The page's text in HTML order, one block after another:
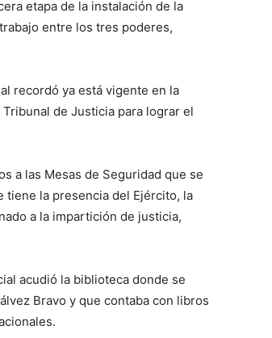
etapa de la instalación de la
entre los tres poderes,
recordó ya está vigente en la
de Justicia para lograr el
a las Mesas de Seguridad que se
tiene la presencia del Ejército, la
a la impartición de justicia,
acudió la biblioteca donde se
Bravo y que contaba con libros